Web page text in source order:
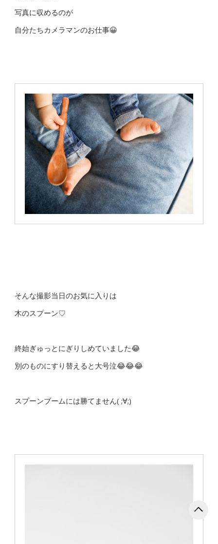
写真に収めるのが
自分たちカメラマンのお仕事😀
そんな撮影当日のお気に入りは
木のスプーン♡
終始ぎゅっとにぎりしめていました😂
別のものにすり替えると大号泣😂😂😂
スプーンブームには勝てません( ;∀;)